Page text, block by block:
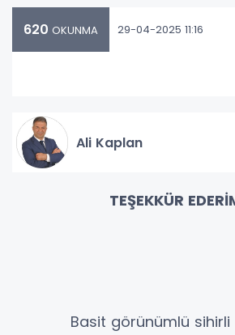
620 OKUNMA 29-04-2025 11:16
Ali Kaplan
TEŞEKKÜR
Basit görünümlü sihirli